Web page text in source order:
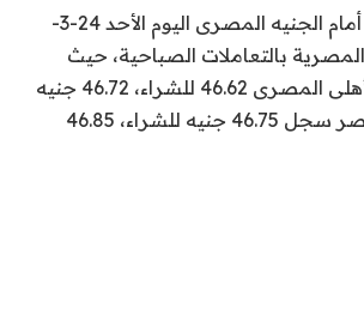
ننشر سعر الدولار أمام الجنيه المصرى اليوم الأحد 24-3-
المصرية بالتعاملات الصباحية، حيث
سجل في البنك الأهلى المصرى 46.62 للشراء، 46.72 جنيه
للبيع، وفى بنك مصر سجل 46.75 جنيه للشراء، 46.85